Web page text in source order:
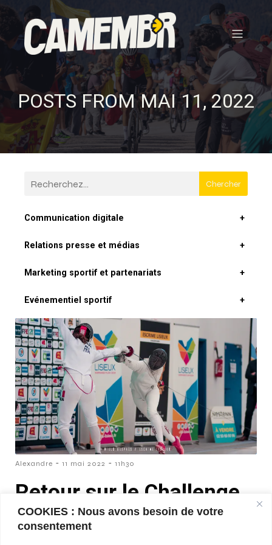
COOKIES : Nous avons besoin de votre
consentement
POSTS FROM MAI 11, 2022
Chercher
Communication digitale +
Relations presse et médias +
Marketing sportif et partenariats +
Evénementiel sportif +
Alexandre - 11 mai 2022 - 11h30
Retour sur le Challenge
de la ville de Lisieux
2022